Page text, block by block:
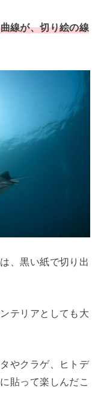
線が、切り絵の線
、黒い紙で切り出
テリアとしても大
やクラゲ、ヒトデ
貼って楽しんだこ